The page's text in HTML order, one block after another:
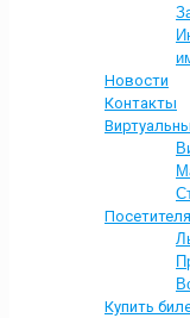
Новости
Контакты
Купить